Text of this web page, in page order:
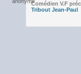
Comédien V.F
Tribout Jean-Paul